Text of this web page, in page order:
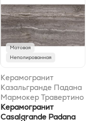
Матовая
Неполированная
Керамогранит
Казальгранде Падана
Мармокер Травертино
Титаниум *36SC*
59x118
Керамогранит
Casalgrande Padana